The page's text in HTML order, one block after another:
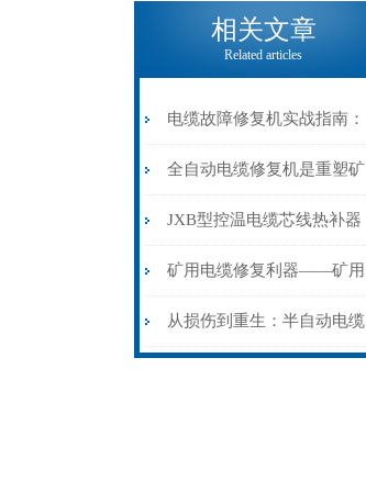
相关文章
Related articles
电缆故障修复机实战指南：
从“盲测”到“精确定点”的三
步作业法
全自动电缆修复机是重塑矿
山电力动脉的“智能外科医
生”
JXB型控温电缆芯线热补器
安装与接线：精准修复的工
艺基石
矿用电缆修复利器——矿用
电缆热补机智能控温，安全
从损伤到重生：半自动电缆